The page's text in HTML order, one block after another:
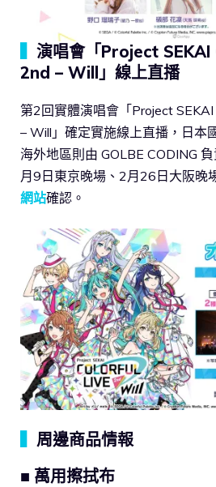
演唱會「Project SEKAI
2nd – Will」線上直播
第2回實體演唱會「Project
– Will」確定實施線上直播，日本
海外地區則由 GOLBE CODING
月9日東京晚場、2月26日大阪晚
網站確認。
周邊商品情報
■ 萬用擦拭布